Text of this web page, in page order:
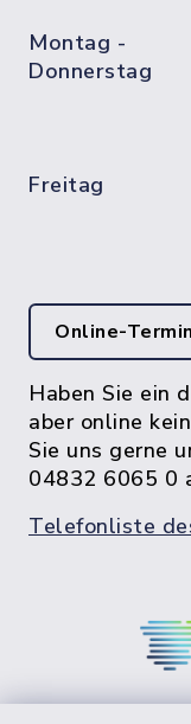
Montag -
Donnerstag
Freitag
Online-
Haben Sie ein
aber online
Sie uns gerne
04832 6065 0
Telefonliste